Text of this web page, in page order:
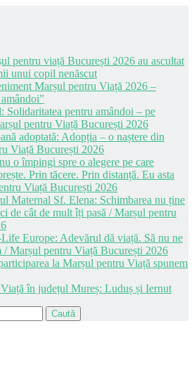
pentru viață București 2026 au ascultat
unui copil nenăscut
Marșul pentru Viață 2026 –
Solidaritatea pentru amândoi – pe
pentru Viață București 2026
adoptată: Adopția – o naștere din
Viață București 2026
o împingi spre o alegere pe care
Prin tăcere. Prin distanță. Eu asta
Viață București 2026
Maternal Sf. Elena: Schimbarea nu ține
de cât de mult îți pasă / Marșul pentru
Europe: Adevărul dă viață. Să nu ne
/ Marșul pentru Viață București 2026
la Marșul pentru Viață spunem
în județul Mureș: Luduș și Iernut
Caută